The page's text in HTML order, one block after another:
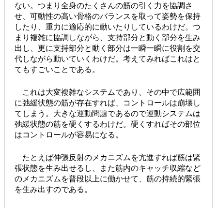
ない。つまり全身のたくさんの筋の引く力を協調さ
せ、可動性の高い骨格のバランスを取って姿勢を保持
したり、重力に適応的に動いたりしているわけだ。つ
まり複雑に協調しながら、支持部分と動く部分を生み
出し、更に支持部分と動く部分は一瞬一瞬に役割を交
代しながら動いていくわけだ。考えてみればこれはと
てもすごいことである。
これは大変複雑なシステムであり、その中で広範囲
に弛緩状態の筋が存在すれば、コントロールは崩壊し
てしまう。大きな運動問題であるので運動システムは
弛緩状態の筋を硬くするわけだ。硬くすればその部位
はコントロールが容易になる。
たとえば伸張反射のメカニズムを亢進すれば筋は緊
張状態を生み出せるし、また筋内のキャッチ収縮など
のメカニズムを普段以上に働かせて、筋の持続的緊張
を生み出すのである。